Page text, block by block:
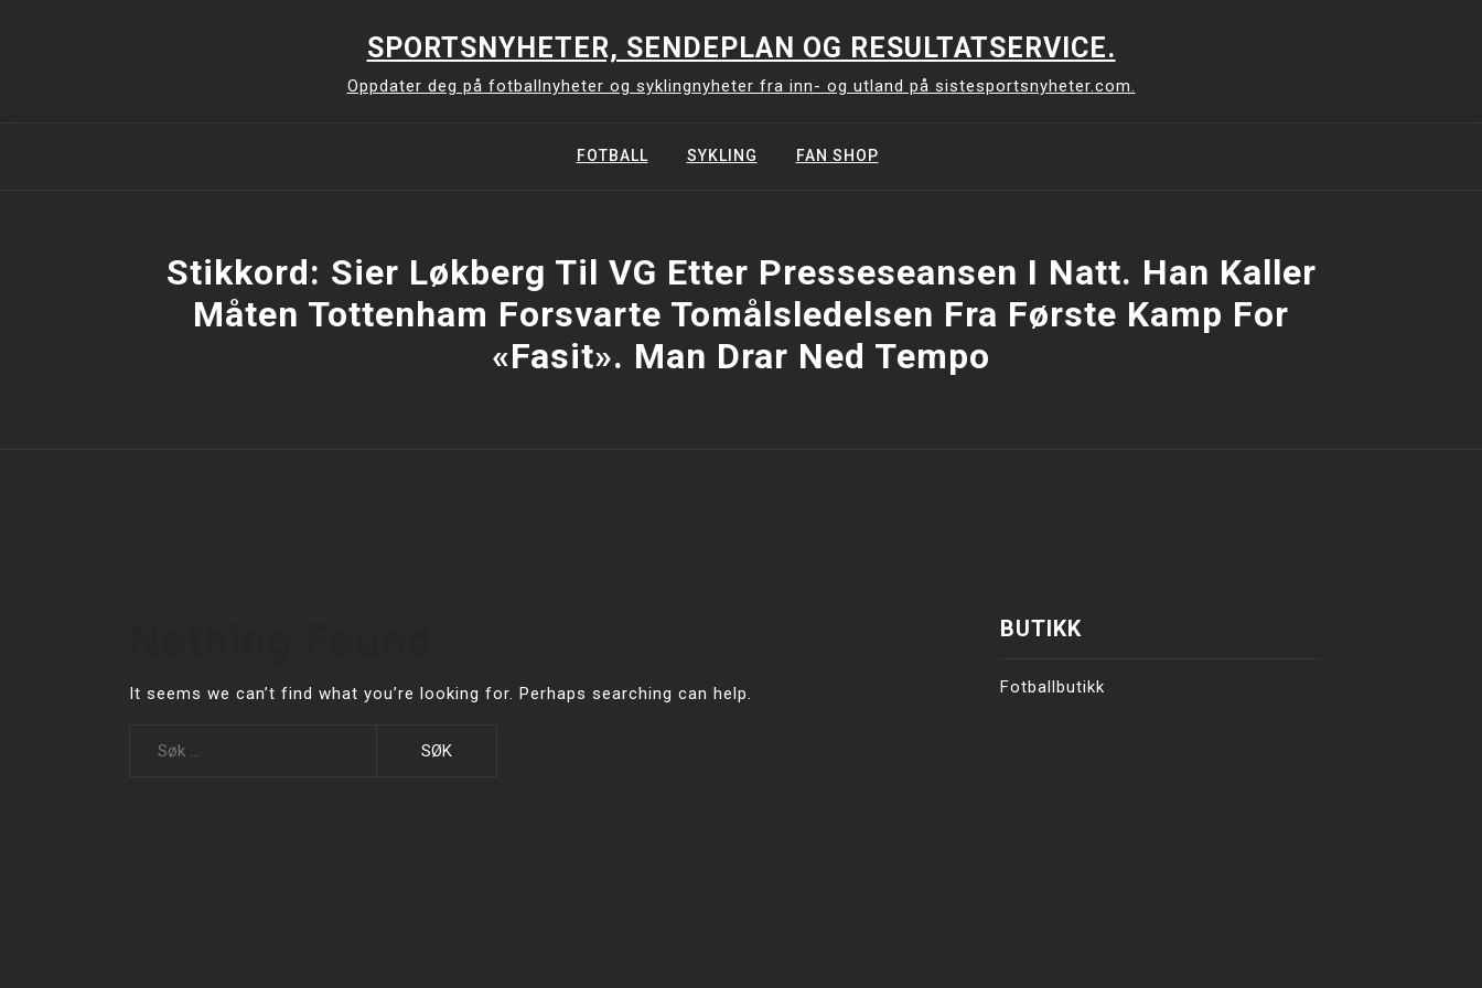
SPORTSNYHETER, SENDEPLAN OG RESULTATSERVICE.
Oppdater deg på fotballnyheter og syklingnyheter fra inn- og utland på sistesportsnyheter.com.
FOTBALL SYKLING FAN SHOP
Stikkord: Sier Løkberg Til VG Etter Presseseansen I Natt. Han Kaller
Måten Tottenham Forsvarte Tomålsledelsen Fra Første Kamp For
«fasit». Man Drar Ned Tempo
It seems we can’t find what you’re looking for. Perhaps searching can help.
etter:
BUTIKK
Fotballbutikk